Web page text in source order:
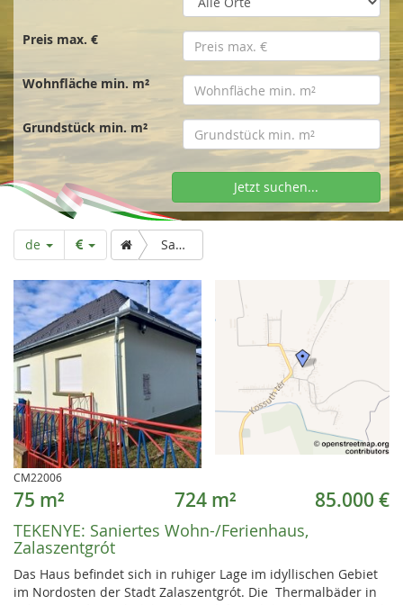
s
e
i
t
e
Preis max. €
Wohnfläche min. m²
Grundstück min. m²
Jetzt suchen...
de Saniertes Wohn-/Ferienhaus, Zalaszentgrót
CM22006
75 m² 724 m² 85.000 €
TEKENYE: Saniertes Wohn-/Ferienhaus,
Zalaszentgrót
Das Haus befindet sich in ruhiger Lage im idyllischen Gebiet
im Nordosten der Stadt Zalaszentgrót. Die Thermalbäder in